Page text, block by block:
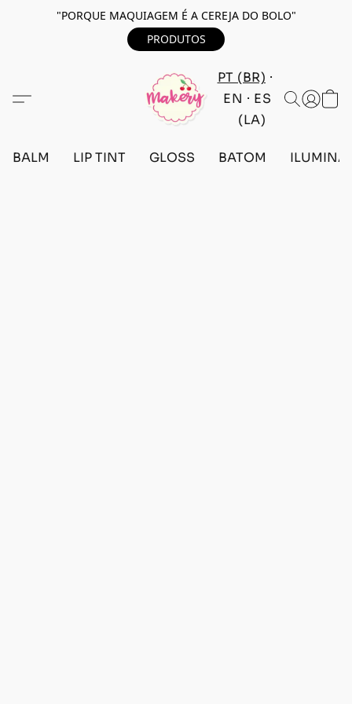
"PORQUE MAQUIAGEM É A CEREJA DO BOLO"
PRODUTOS
PT (BR)
EN
ES
(LA)
BALM LIP TINT GLOSS BATOM